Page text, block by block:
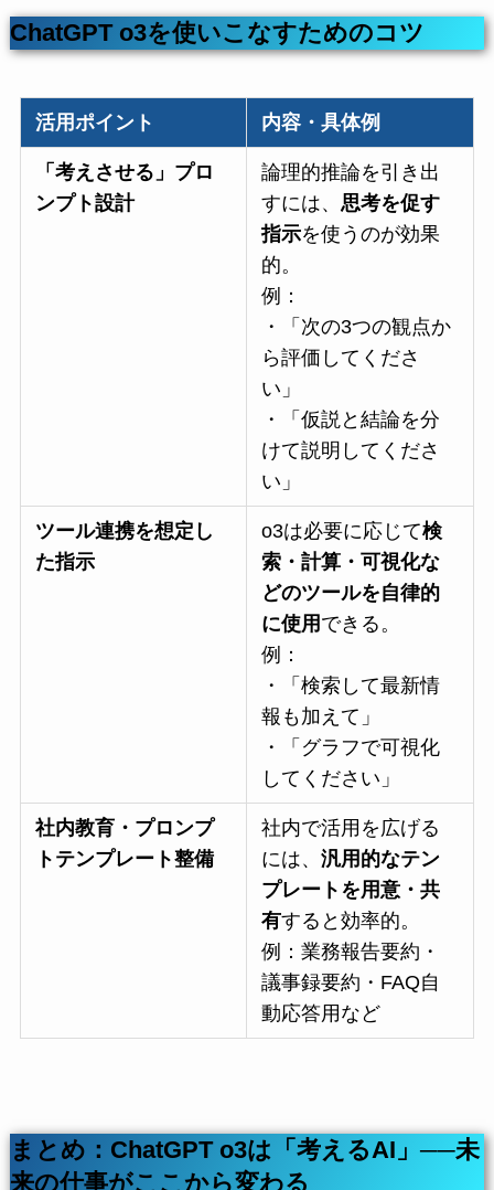
ChatGPT o3を使いこなすためのコツ
活用ポイント 内容・具体例
「考えさせる」プロ
ンプト設計
論理的推論を引き出
すには、思考を促す
指示を使うのが効果
的。
例：
・「次の3つの観点か
ら評価してくださ
い」
・「仮説と結論を分
けて説明してくださ
い」
ツール連携を想定し
た指示
o3は必要に応じて検
索・計算・可視化な
どのツールを自律的
に使用 できる。
例：
・「検索して最新情
報も加えて」
・「グラフで可視化
してください」
社内教育・プロンプ
トテンプレート整備
社内で活用を広げる
には、汎用的なテン
プレートを用意・共
有すると効率的。
例：業務報告要約・
議事録要約・FAQ自
動応答用など
まとめ：ChatGPT o3は「考えるAI」──未
来の仕事がここから変わる